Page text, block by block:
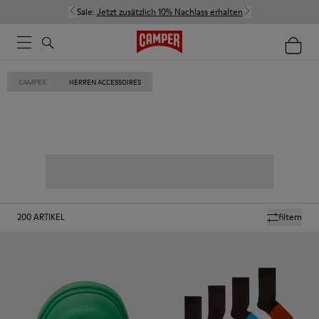
Sale: Jetzt zusätzlich 10% Nachlass erhalten
CAMPER HERREN ACCESSOIRES
filtern
200ARTIKEL